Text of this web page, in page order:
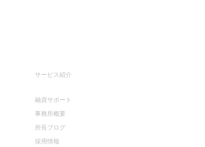
サービス紹介
融資サポート
事務所概要
所長ブログ
採用情報